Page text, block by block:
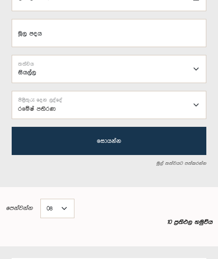
මූල පදය
තත්වය
රමේෂ් පතිරණ
පිළිතුරු දෙන ලද්දේ
සොයන්න
මුල් තත්වයට පත්කරන්න
පෙන්වන්න
10 ප්‍රතිඵල හමුවිය